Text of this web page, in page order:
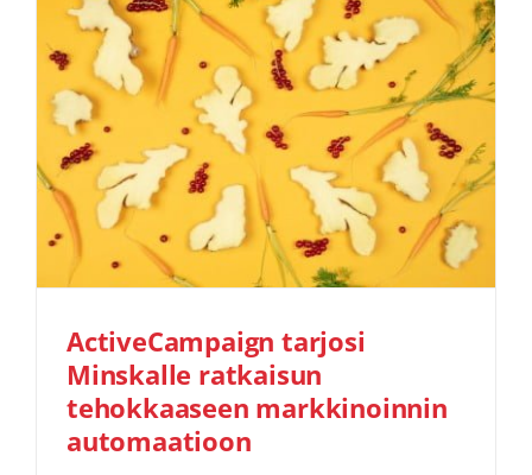
ActiveCampaign tarjosi
Minskalle ratkaisun
tehokkaaseen markkinoinnin
automaatioon